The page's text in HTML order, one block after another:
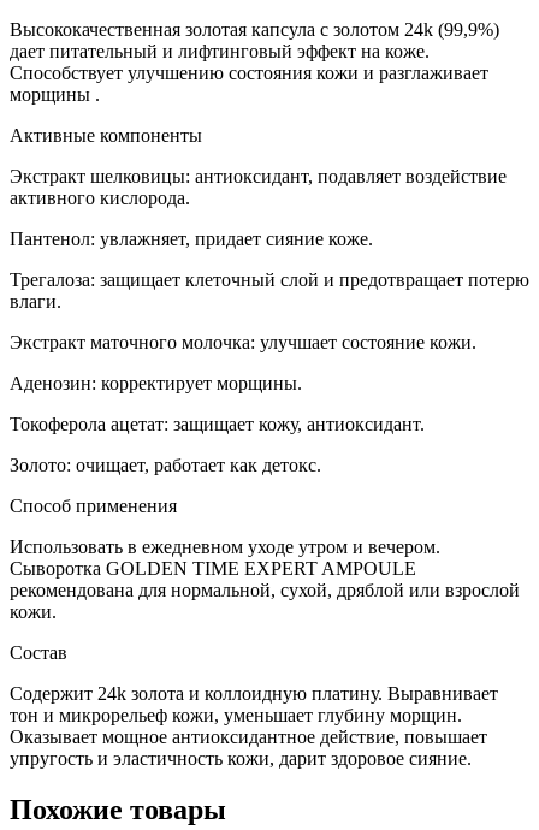
Высококачественная золотая капсула с золотом 24k (99,9%)
дает питательный и лифтинговый эффект на коже.
Способствует улучшению состояния кожи и разглаживает
морщины .
Активные компоненты
Экстракт шелковицы: антиоксидант, подавляет воздействие
активного кислорода.
Пантенол: увлажняет, придает сияние коже.
Трегалоза: защищает клеточный слой и предотвращает потерю
влаги.
Экстракт маточного молочка: улучшает состояние кожи.
Аденозин: корректирует морщины.
Токоферола ацетат: защищает кожу, антиоксидант.
Золото: очищает, работает как детокс.
Способ применения
Использовать в ежедневном уходе утром и вечером.
Сыворотка GOLDEN TIME EXPERT AMPOULE
рекомендована для нормальной, сухой, дряблой или взрослой
кожи.
Состав
Содержит 24k золота и коллоидную платину. Выравнивает
тон и микрорельеф кожи, уменьшает глубину морщин.
Оказывает мощное антиоксидантное действие, повышает
упругость и эластичность кожи, дарит здоровое сияние.
Похожие товары